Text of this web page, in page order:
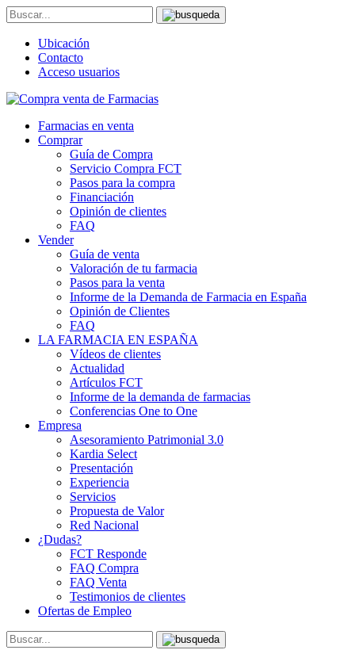
Ubicación
Contacto
Acceso usuarios
Farmacias en venta
Comprar
Guía de Compra
Servicio Compra FCT
Pasos para la compra
Financiación
Opinión de clientes
FAQ
Vender
Guía de venta
Valoración de tu farmacia
Pasos para la venta
Informe de la Demanda de Farmacia en España
Opinión de Clientes
FAQ
LA FARMACIA EN ESPAÑA
Vídeos de clientes
Actualidad
Artículos FCT
Informe de la demanda de farmacias
Conferencias One to One
Empresa
Asesoramiento Patrimonial 3.0
Kardia Select
Presentación
Experiencia
Servicios
Propuesta de Valor
Red Nacional
¿Dudas?
FCT Responde
FAQ Compra
FAQ Venta
Testimonios de clientes
Ofertas de Empleo